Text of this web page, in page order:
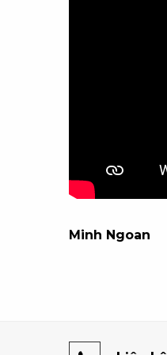
Minh Ngoan